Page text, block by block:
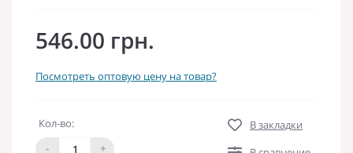
546.00 грн.
Посмотреть оптовую цену на товар?
Кол-во:
-
+
В закладки